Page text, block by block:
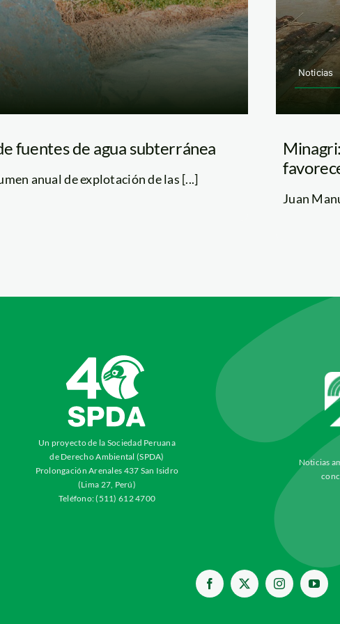
fuentes de agua subterránea
anual de explotación de las [...]
Noticias
Juan
Un proyecto de la Sociedad Peruana
de Derecho Ambiental (SPDA)
Prolongación Arenales 437 San Isidro
(Lima 27, Perú)
Teléfono: (511) 612 4700
Noticias